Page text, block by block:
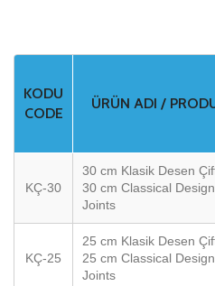
KODU
CODE
ÜRÜN ADI /
KÇ-30
30 cm Klasik Desen
30 cm Classical
Joints
KÇ-25
25 cm Klasik Desen
25 cm Classical
Joints